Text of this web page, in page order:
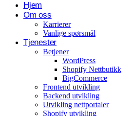
Hjem
Om oss
Karrierer
Vanlige spørsmål
Tjenester
Betjener
WordPress
Shopify Nettbutikk
BigCommerce
Frontend utvikling
Backend utvikling
Utvikling nettportaler
Shopify utvikling
Arrangementer og opplevelser
Eventplanleggere